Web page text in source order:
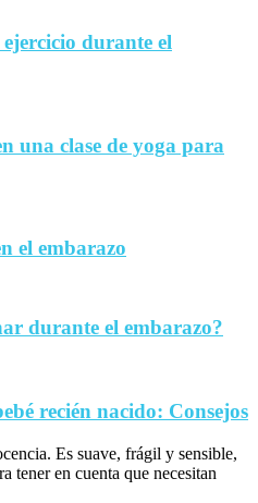
durante el
una clase de yoga para
el embarazo
durante el embarazo?
recién nacido: Consejos
Es suave, frágil y sensible,
tener en cuenta que necesitan